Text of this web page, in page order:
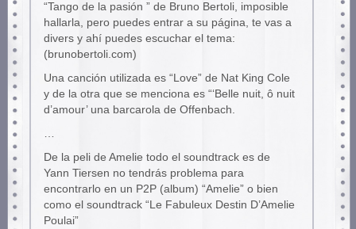
“Tango de la pasión ” de Bruno Bertoli, imposible
hallarla, pero puedes entrar a su página, te vas a
divers y ahí puedes escuchar el tema:
(brunobertoli.com)
Una canción utilizada es “Love” de Nat King Cole
y de la otra que se menciona es “‘Belle nuit, ô nuit
d’amour’ una barcarola de Offenbach.
…
De la peli de Amelie todo el soundtrack es de
Yann Tiersen no tendrás problema para
encontrarlo en un P2P (album) “Amelie” o bien
como el soundtrack “Le Fabuleux Destin D’Amelie
Poulai”